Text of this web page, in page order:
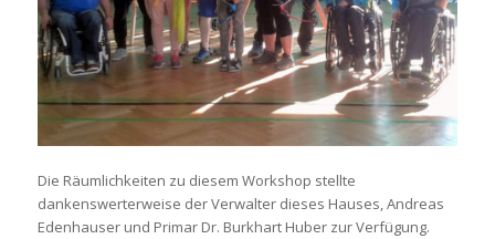
Die Räumlichkeiten zu diesem Workshop stellte
dankenswerterweise der Verwalter dieses Hauses, Andreas
Edenhauser und Primar Dr. Burkhart Huber zur Verfügung.